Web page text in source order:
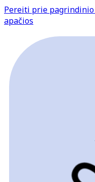
Pereiti prie
apačios